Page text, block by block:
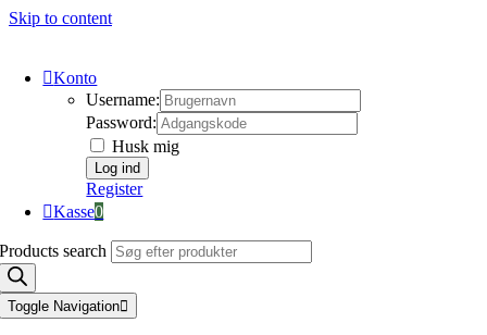
Skip to content
Konto
Username:
Password:
Husk mig
Register
Kasse0
Products search
Toggle Navigation